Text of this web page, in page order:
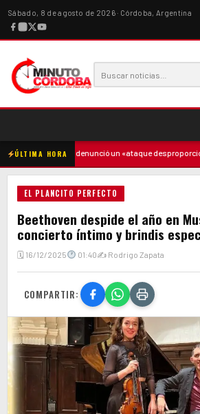
Sábado, 8 de agosto de 2026 · Córdoba, Argentina
ÚLTIMA HORA
· Milei denunció un «ataque
EL PLANCITO PERFECTO
Beethoven despide el año en
concierto íntimo y brindis
🗓 16/12/2025 01:40✍ Rodrigo Zapata
COMPARTIR: